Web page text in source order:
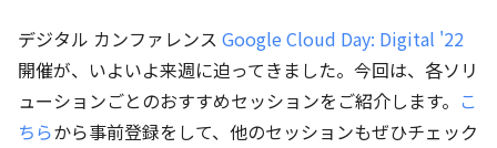
デジタル カンファレンス Google Cloud Day: Digital '22
開催が、いよいよ来週に迫ってきました。今回は、各ソリ
ューションごとのおすすめセッションをご紹介します。 こ
ちらから事前登録をして、他のセッションもぜひチェック